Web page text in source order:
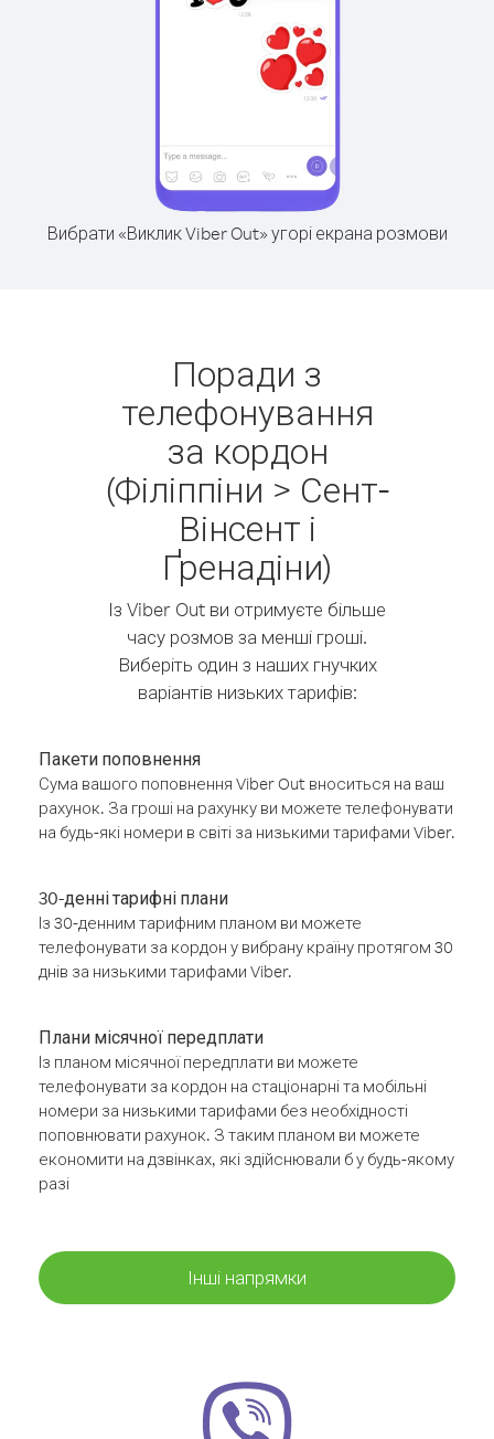
Вибрати «Виклик Viber Out» угорі екрана розмови
Поради з
телефонування
за кордон
(Філіппіни > Сент-
Вінсент і
Ґренадіни)
Із Viber Out ви отримуєте більше
часу розмов за менші гроші.
Виберіть один з наших гнучких
варіантів низьких тарифів:
Пакети поповнення
Сума вашого поповнення Viber Out вноситься на ваш
рахунок. За гроші на рахунку ви можете телефонувати
на будь-які номери в світі за низькими тарифами Viber.
30-денні тарифні плани
Із 30-денним тарифним планом ви можете
телефонувати за кордон у вибрану країну протягом 30
днів за низькими тарифами Viber.
Плани місячної передплати
Із планом місячної передплати ви можете
телефонувати за кордон на стаціонарні та мобільні
номери за низькими тарифами без необхідності
поповнювати рахунок. З таким планом ви можете
економити на дзвінках, які здійснювали б у будь-якому
разі
Інші напрямки